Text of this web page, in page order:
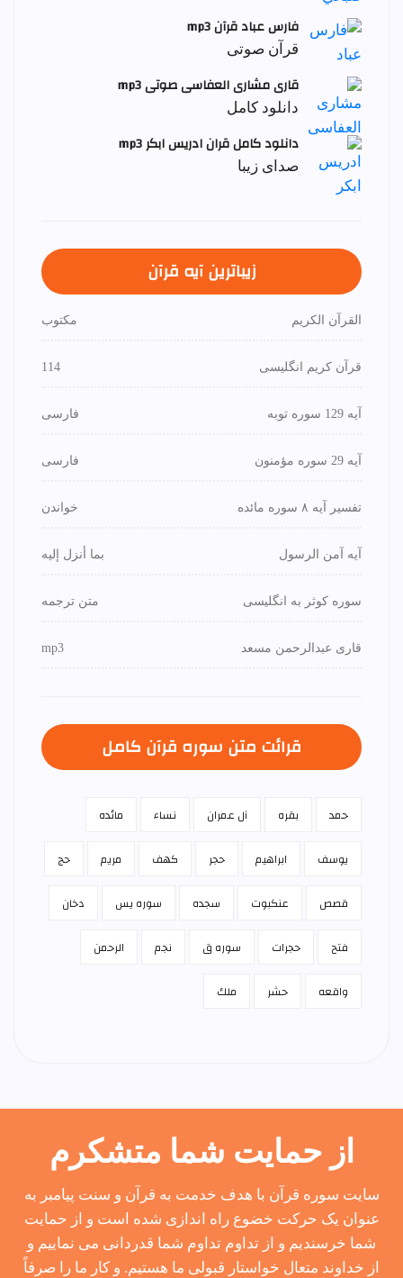
فارس عباد قرآن mp3
قرآن صوتی
قاری مشاری العفاسی صوتی mp3
دانلود کامل
دانلود کامل قران ادریس ابکر mp3
صدای زیبا
زیباترین آیه قرآن
القرآن الكريم مكتوب
قرآن کریم انگلیسی 114
آیه 129 سوره توبه فارسی
آیه 29 سوره مؤمنون فارسی
تفسیر آیه ۸ سوره مائده خواندن
آیه آمن الرسول بما أنزل إليه
سوره کوثر به انگلیسی متن ترجمه
قاری عبدالرحمن مسعد mp3
قرائت متن سوره قرآن كامل
حمد بقره آل عمران نساء مائده
يوسف ابراهيم حجر كهف مريم حج
قصص عنكبوت سجده سوره يس دخان
فتح حجرات سوره ق نجم الرحمن
واقعه حشر ملك
از حمایت شما متشکرم
سایت سوره قرآن با هدف خدمت به قرآن و سنت پیامبر به
عنوان یک حرکت خضوع راه اندازی شده است و از حمایت
شما خرسندیم و از تداوم تداوم شما قدردانی می نماییم و
از خداوند متعال خواستار قبولی ما هستیم. و کار ما را صرفاً